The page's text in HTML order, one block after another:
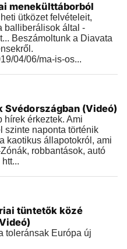
menekülttáborból
ütközet felvételeit,
balliberálisok által -
Beszámoltunk a Diavata
04/06/ma-is-os...
(Videó)
érkeztek. Ami
szinte naponta történik
kaotikus állapotokról, ami
robbantások, autó
tüntetők közé
toleránsak Európa új